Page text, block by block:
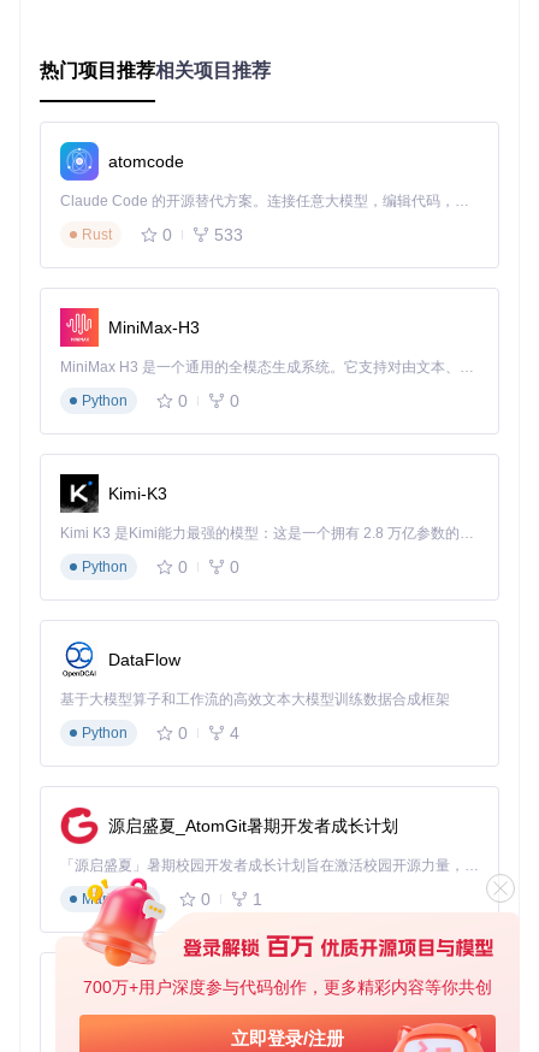
700万+用户深度参与代码创作，更多精彩内容等你共创
立即登录/注册
插件提供专门的管理员控制面板，支持以下核心功能：
格
脚本库维护：创建和管理可复用的代码片段，支持分类标签
求
版本控制
：跟踪代码修改历史，支持一键回滚功能
普通用户可通过个人设置界面获得以下能力：
样式切换：在管理员提供的主题中选择偏好样式
效果预览 ：实时查看代码修改带来的界面变化
配置导出：保存个人设置以便在不同设备间迁移
代码编辑环境
插件内置功能完善的代码编辑组件，主要特性包括：
语法高亮：支持CSS和JavaScript语法着色，提高代码可读
性
实施路径：从零开始的Emby界面定制流程
准备条件
在开始安装前，请确保满足以下条件：
Emby服务器版本要求：4.8.0.24或更高版本
服务器文件系统访问权限：能够上传文件到插件目录
基础命令行操作能力：能够执行基本的文件操作命令
网络环境：能够访问Git仓库以获取插件源码
安装步骤
1. 获取插件源码
使用以下命令克隆项目仓库：
git clone
热门项目推荐相关项目推荐
atomcode
Claude Code 的开源替代方案。连接任意大模型，编辑代码，运行命令，自动验证 — 全自动执行。用 Rust 构建，极致性能。 ｜ An open-source alternative to Claude Code. Connect any LLM, edit code, run commands, and verify changes — autonomously. Built in Rust for speed. Get Started
Rust
0 533
MiniMax-H3
MiniMax H3 是一个通用的全模态生成系统。它支持对由文本、图像、视频和音频组成的多模态上下文进行统一理解，并能生成分辨率高达 2K、时长可达 15 秒的带原生立体声音频的视频。得益于面向任务泛化的系统设计，H3 在预训练阶段就已具备广泛的多模态上下文理解与生成能力，能够出色地执行复杂的多模态指令。
Python
0 0
Kimi-K3
Kimi K3 是Kimi能力最强的模型：这是一个拥有 2.8 万亿参数的混合专家（MoE）模型，具备原生视觉理解能力，并支持 100 万 token 的上下文窗口。
Python
0 0
DataFlow
基于大模型算子和工作流的高效文本大模型训练数据合成框架
Python
0 4
源启盛夏_AtomGit暑期开发者成长计划
「源启盛夏」暑期校园开发者成长计划旨在激活校园开源力量，通过积分激励、认证扶持、资源倾斜等形式，引导高校组织和开发者完成「入驻 — 建项目 — 做贡献 — 获认证 — 得资源」的完整闭环。无论你是想带领社团入驻平台的组织者，还是希望用代码贡献证明自己的开发者，都能在这里找到属于你的成长路径。
Markdown
0 1
py-xiaozhi
基于Python的Xiaozhi AI，适用于想要完整Xiaozhi体验而无需拥有专用硬件的用户。